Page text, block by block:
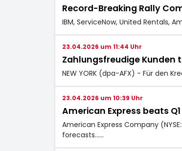
Record-Breaking Rally
IBM, ServiceNow, United Rentals,
23.04.2026 um 11:44 Uhr
Zahlungsfreudige Kunden
NEW YORK (dpa-AFX) - Für den
23.04.2026 um 10:39 Uhr
American Express beats
American Express Company
forecasts...…